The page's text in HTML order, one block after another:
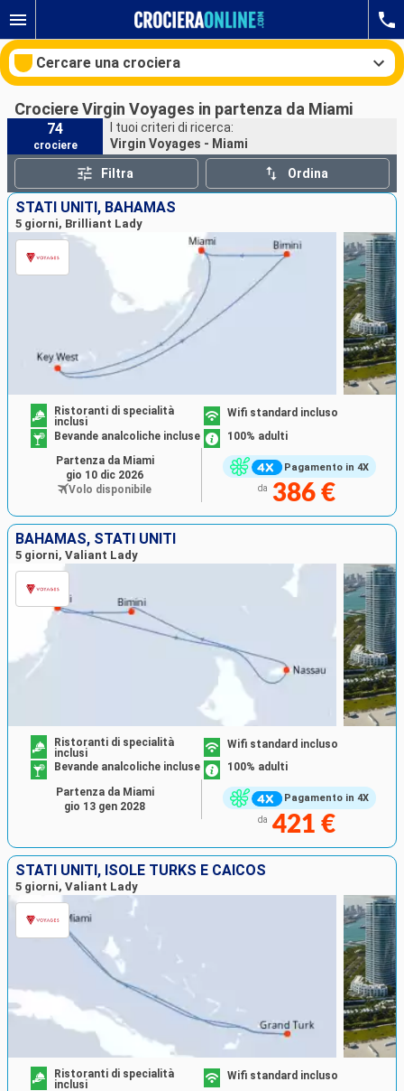
Cercare una crociera
Le nostre destinazioni
Mesi di partenza
Porti Compagnie
Ricerca
Crociere Virgin Voyages in partenza da Miami
74
crociere
I tuoi criteri di ricerca:
Virgin Voyages - Miami
Filtra Ordina
STATI UNITI, BAHAMAS
5 giorni, Brilliant Lady
Pagamento in 4X
Ristoranti di specialità
inclusi
Wifi standard incluso
Bevande analcoliche incluse
100% adulti
da 386 €
Partenza da Miami
gio 10 dic 2026
Volo disponibile
BAHAMAS, STATI UNITI
5 giorni, Valiant Lady
Pagamento in 4X
Ristoranti di specialità
inclusi
Wifi standard incluso
Bevande analcoliche incluse
100% adulti
da 421 €
Partenza da Miami
gio 13 gen 2028
STATI UNITI, ISOLE TURKS E CAICOS
5 giorni, Valiant Lady
Ristoranti di specialità
inclusi
Wifi standard incluso